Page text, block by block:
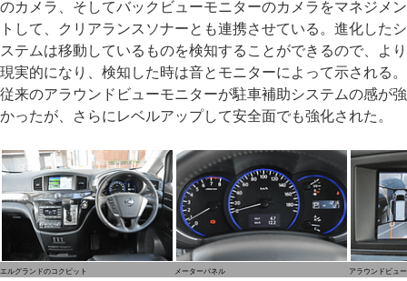
のカメラ、そしてバックビューモニターのカメラをマネジメン
トして、クリアランスソナーとも連携させている。進化したシ
ステムは移動しているものを検知することができるので、より
現実的になり、検知した時は音とモニターによって示される。
従来のアラウンドビューモニターが駐車補助システムの感が強
かったが、さらにレベルアップして安全面でも強化された。
エルグランドのコクピット メーターパネル アラウンドビュ